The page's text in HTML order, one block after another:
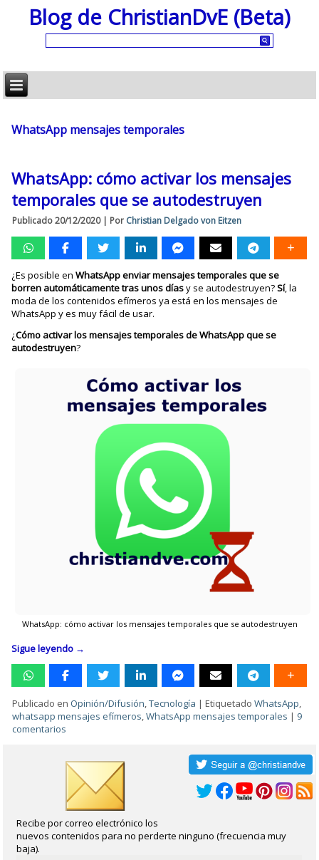
Blog de ChristianDvE (Beta)
WhatsApp mensajes temporales
WhatsApp: cómo activar los mensajes
temporales que se autodestruyen
Publicado 20/12/2020| Por Christian Delgado von Eitzen
¿Es posible enWhatsApp enviar mensajes temporales que se
borren automáticamente tras unos díasy se autodestruyen?Sí, la
moda de los contenidos efímeros ya está en los mensajes de
WhatsApp y es muy fácil de usar.
¿Cómo activar los mensajes temporales de WhatsApp que se
autodestruyen?
WhatsApp: cómo activar los mensajes temporales que se autodestruyen
Sigue leyendo →
Publicado en Opinión/Difusión,Tecnología |Etiquetado WhatsApp,
whatsapp mensajes efímeros,WhatsApp mensajes temporales | 9
comentarios
Recibe por correo electrónico los
nuevos contenidos para no perderte ninguno (frecuencia muy
baja).